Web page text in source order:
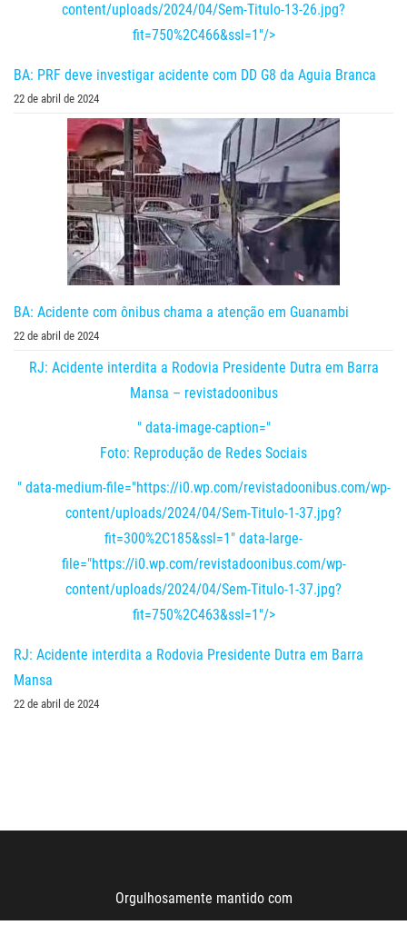
content/uploads/2024/04/Sem-Titulo-13-26.jpg?
fit=750%2C466&ssl=1"/>
BA: PRF deve investigar acidente com DD G8 da Aguia Branca
22 de abril de 2024
BA: Acidente com ônibus chama a atenção em Guanambi
22 de abril de 2024
RJ: Acidente interdita a Rodovia Presidente Dutra em Barra
Mansa – revistadoonibus
" data-image-caption="
Foto: Reprodução de Redes Sociais
" data-medium-file="https://i0.wp.com/revistadoonibus.com/wp-
content/uploads/2024/04/Sem-Titulo-1-37.jpg?
fit=300%2C185&ssl=1" data-large-
file="https://i0.wp.com/revistadoonibus.com/wp-
content/uploads/2024/04/Sem-Titulo-1-37.jpg?
fit=750%2C463&ssl=1"/>
RJ: Acidente interdita a Rodovia Presidente Dutra em Barra
Mansa
22 de abril de 2024
Orgulhosamente mantido com